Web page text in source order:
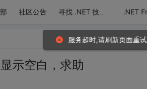
社区公告 寻找 .NET 技术达人
示空白，求助
服务超时,请刷新页面重试